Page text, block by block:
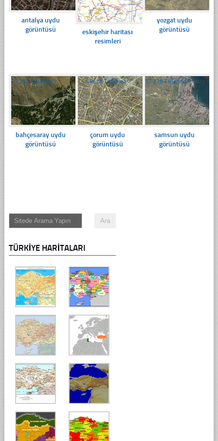
antalya uydu
görüntüsü
eskişehir haritası
resimleri
yozgat uydu
görüntüsü
☐ 255 Tıklanma
bahçesaray uydu
görüntüsü
☐44628 Tıklanma
çorum uydu
görüntüsü
☐ 370 Tıklanma
samsun uydu
görüntüsü
TÜRKIYE HARITALARI